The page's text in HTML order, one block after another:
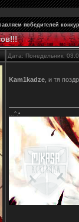
победителей
Дата: Понедельник,
Kam1kadze , и тя
...^.•